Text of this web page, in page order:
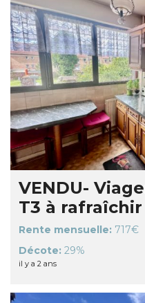
VENDU-
T3 à
Rente mensuelle: 717€
Décote: 29%
il y a 2 ans